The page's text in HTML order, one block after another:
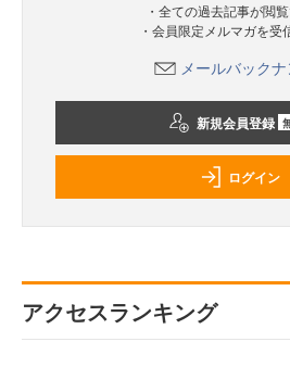
・全ての過去記事が閲
・会員限定メルマガを受
メールバック
新規会員登録
ログイン
アクセスランキング